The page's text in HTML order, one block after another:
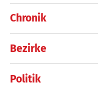
Chronik
Bezirke
Politik